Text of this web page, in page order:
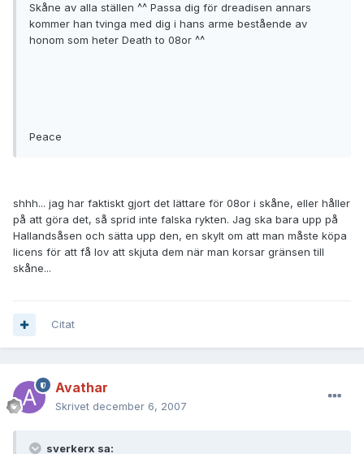
Skåne av alla ställen ^^ Passa dig för dreadisen annars
kommer han tvinga med dig i hans arme bestående av
honom som heter Death to 08or ^^
Peace
shhh... jag har faktiskt gjort det lättare för 08or i skåne, eller håller
på att göra det, så sprid inte falska rykten. Jag ska bara upp på
Hallandsåsen och sätta upp den, en skylt om att man måste köpa
licens för att få lov att skjuta dem när man korsar gränsen till
skåne...
Citat
Avathar
Skrivet december 6, 2007
sverkerx sa: